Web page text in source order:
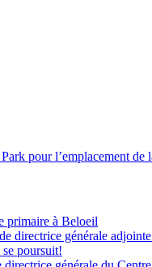
pour l’emplacement
primaire à Beloeil
directrice générale
poursuit!